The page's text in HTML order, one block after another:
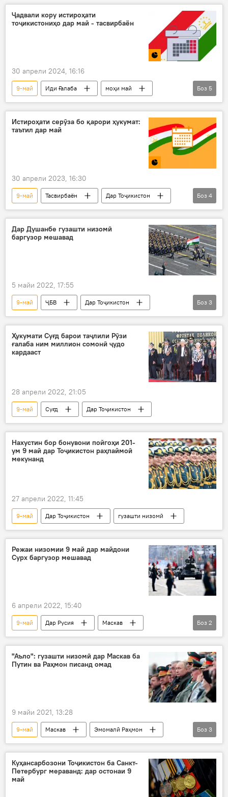
Ҷадвали кору истироҳати
тоҷикистониҳо дар май - тасвирбаён
30 апрели 2024, 16:16
9-май Иди Ғалаба
моҳи май
истироҳат
кор
Дар Тоҷикистон
Иҷтимоъ
Тасвирбаён
Боз 5
Истироҳати серӯза бо қарори ҳукумат:
таътил дар май
30 апрели 2023, 16:30
9-май Тасвирбаён
Дар Тоҷикистон
ҶБВ
ид таътил моҳи май
Боз 4
Дар Душанбе гузашти низомӣ
баргузор мешавад
5 майи 2022, 17:55
9-май ҶБВ
Дар Тоҷикистон
Душанбе
гузашти низомӣ Иҷтимоъ
Боз 3
Ҳукумати Суғд барои таҷлили Рӯзи
ғалаба ним миллион сомонӣ ҷудо
кардааст
28 апрели 2022, 21:05
9-май Суғд Дар Тоҷикистон
Нахустин бор бонувони пойгоҳи 201-
ум 9 май дар Тоҷикистон раҳпаймоӣ
мекунанд
27 апрели 2022, 11:45
9-май Дар Тоҷикистон гузашти низомӣ
Режаи низомии 9 май дар майдони
Сурх баргузор мешавад
6 апрели 2022, 15:40
9-май Дар Русия
Маскав
гузашти низомӣ
парад
Боз 2
"Аъло": гузашти низомӣ дар Маскав ба
Путин ва Раҳмон писанд омад
9 майи 2021, 13:28
9-май Маскав
Эмомалӣ Раҳмон
Владимир Путин
гузашти низомӣ
Рӯзи ғалаба
Боз 3
Куҳансарбозони Тоҷикистон ба Санкт-
Петербург мераванд: дар остонаи 9
май